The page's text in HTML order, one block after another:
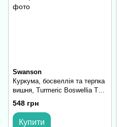
Swanson
Куркума, босвеллія та терпка
вишня, Turmeric Boswellia Tart
Cherry - 60caps
548 грн
Купити